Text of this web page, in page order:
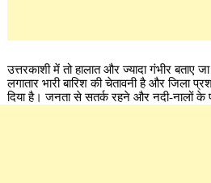
उत्तरकाशी में तो हालात और ज्यादा गंभीर
लगातार भारी बारिश की चेतावनी है और जिला
दिया है। जनता से सतर्क रहने और नदी-नालों के